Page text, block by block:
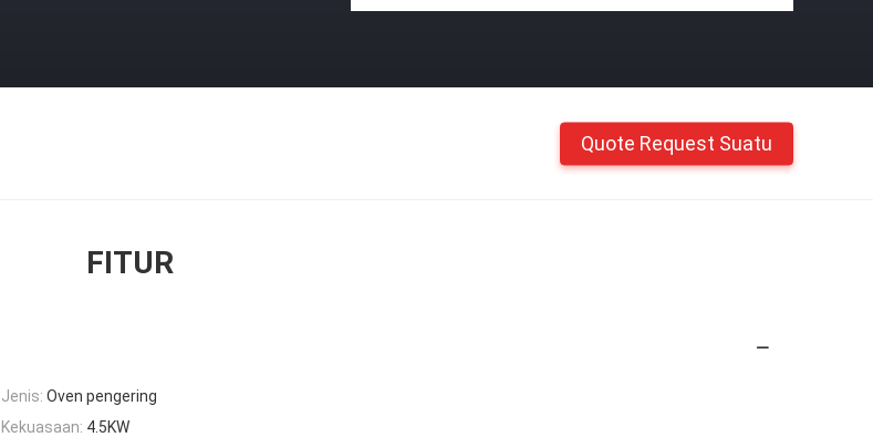
Quote Request Suatu
FITUR
Jenis: Oven pengering
Kekuasaan: 4.5KW